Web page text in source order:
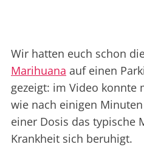
Wir hatten euch schon
Marihuana auf einen
gezeigt: im Video konnte
wie nach einigen
einer Dosis das typische
Krankheit sich beruhigt.